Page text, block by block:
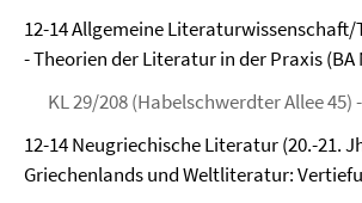
12-14 Allgemeine
- Theorien der Literatur in der Praxis (BA
KL 29/208 (Habelschwerdter Allee 45)
12-14 Neugriechische Literatur (20.-21.
Griechenlands und Weltliteratur: